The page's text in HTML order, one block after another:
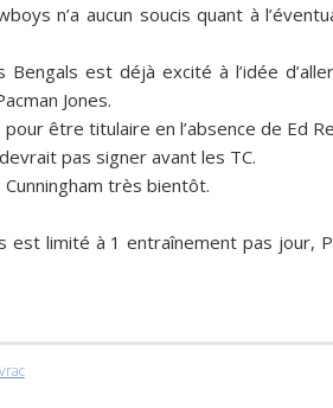
n’a aucun soucis quant à
Bengals est déjà excité à l’idée
Jones.
être titulaire en l’absence de Ed
pas signer avant les TC.
très bientôt.
est limité à 1 entraînement pas jour,